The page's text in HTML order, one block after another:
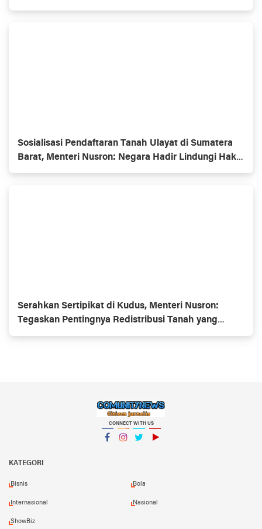
Sosialisasi Pendaftaran Tanah Ulayat di Sumatera
Barat, Menteri Nusron: Negara Hadir Lindungi Hak
Masyarakat Hukum Adat
Serahkan Sertipikat di Kudus, Menteri Nusron:
Tegaskan Pentingnya Redistribusi Tanah yang
Produktif dan Berkeadilan
CONNECT WITH US
KATEGORI
Bisnis Bola
Internasional Nasional
ShowBiz